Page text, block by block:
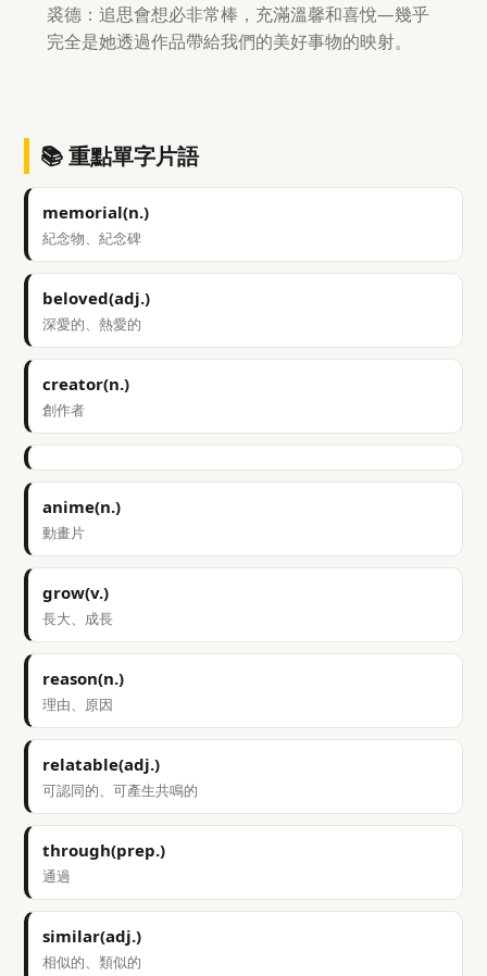
裘德：追思會想必非常棒，充滿溫馨和喜悅—幾乎
完全是她透過作品帶給我們的美好事物的映射。
📚 重點單字片語
memorial(n.)
紀念物、紀念碑
beloved(adj.)
深愛的、熱愛的
creator(n.)
創作者
anime(n.)
動畫片
grow(v.)
長大、成長
reason(n.)
理由、原因
relatable(adj.)
可認同的、可產生共鳴的
through(prep.)
通過
similar(adj.)
相似的、類似的